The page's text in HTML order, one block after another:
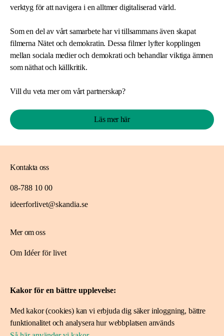
verktyg för att navigera i en alltmer digitaliserad värld.
Som en del av vårt samarbete har vi tillsammans även skapat
filmerna Nätet och demokratin. Dessa filmer lyfter kopplingen
mellan sociala medier och demokrati och behandlar viktiga ämnen
som näthat och källkritik.
Vill du veta mer om vårt partnerskap?
Läs mer här
Mer om oss
Om Idéer för livet
Projekt vi stöttat
Kontakta oss
08-788 10 00
ideerforlivet@skandia.se
Kakor för en bättre upplevelse:
Med kakor (cookies) kan vi erbjuda dig säker inloggning, bättre
funktionalitet och analysera hur webbplatsen används